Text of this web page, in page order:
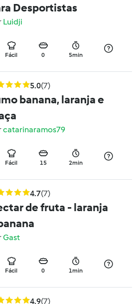
Desportistas
Luidji
Fácil 0 5min
5.0(7)
banana, laranja e
catarinaramos79
Fácil 15 2min
4.7(7)
de fruta - laranja
Gast
Fácil 0 1min
4.9(7)